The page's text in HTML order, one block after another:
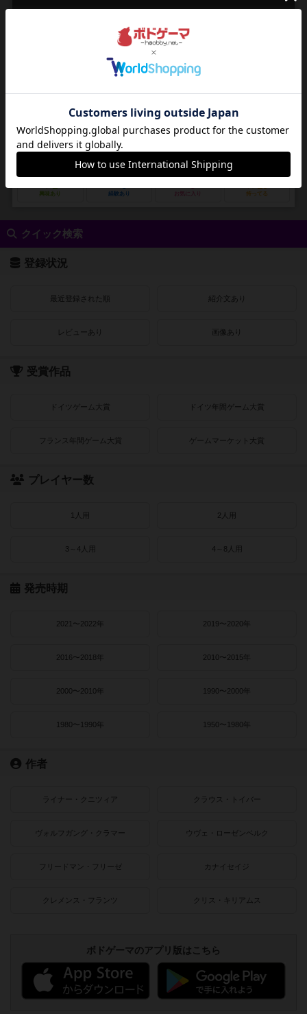
10～20分 10歳～
未登録
未登録
ザキさん工房（Zaki san Kobo）
興味あり 経験あり お気に入り 持ってる
クイック検索
登録状況
最近登録された順 紹介文あり
レビューあり 画像あり
受賞作品
ドイツゲーム大賞 ドイツ年間ゲーム大賞
フランス年間ゲーム大賞 ゲームマーケット大賞
プレイヤー数
1人用 2人用
3～4人用 4～8人用
発売時期
2021〜2022年 2019〜2020年
2016〜2018年 2010〜2015年
2000〜2010年 1990〜2000年
1980〜1990年 1950〜1980年
作者
ライナー・クニツィア クラウス・トイバー
ヴォルフガング・クラマー ウヴェ・ローゼンベルク
フリードマン・フリーゼ カナイセイジ
クレメンス・フランツ クリス・キリアムス
ボドゲーマのアプリ版はこちら